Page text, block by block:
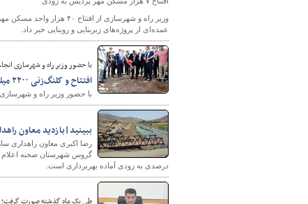
وزیر راه و شهرسازی از
عمده‌ای از پروژه‌های زیربنایی و روبنایی خبر داد.
با حضور وزیر راه و شهرسازی
افتتاح و کلنگ‌زنی ۲۲۰۰ میلیارد تومان پروژه روبنایی و زیربنایی در شهر جدید پردیس
با حضور وزیر راه و شهرسازی ۲۲۰۰ میلیارد تومان پروژه روبنایی و زیربنایی در شهر جدید پردیس افتتاح و کلنگ‌زنی شد.
ببینید|بازدید معاون
رضا اکبری معاون راهداری
درصدی به زودی آماده بهربرداری است.